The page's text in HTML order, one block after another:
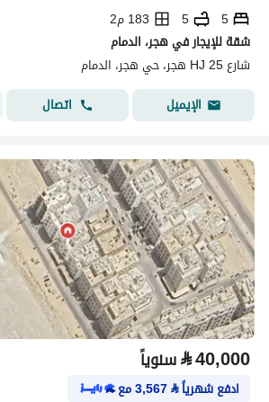
5
5
183 م2
شقة للإيجار في هجر، الدمام
شارع HJ 25 هجر، حي هجر، الدمام
الإيميل
اتصال
⃁40,000 سنوياً
ادفع شهرياً⃁
3,567مع